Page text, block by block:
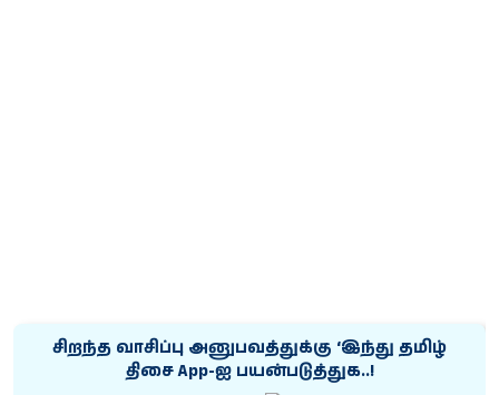
சிறந்த வாசிப்பு அனுபவத்துக்கு ‘இந்து தமிழ்
திசை App-ஐ பயன்படுத்துக..!